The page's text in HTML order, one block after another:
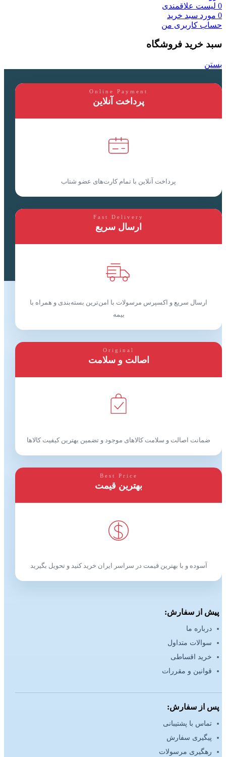
0 لیست علاقمندی
0 مورد سبد خرید
حساب کاربری من
سبد خرید فروشگاه
بستن
Online Payment
پرداخت آنلاین
پرداخت آنلاین با تمام کارت‌های عضو شتاب
Fast Delivery
ارسال سریع
ارسال سریع و اکسپرس مرسولات با امن‌ترین بسته‌بندی و همراه با
بیمه
Original
اصالت و سلامت
ضمانت اصالت و سلامت کالاهای موجود و تضمین بهترین کیفیت کالاها
Best Price
بهترین قیمت
آسوده و با بهترین قیمت در سراسر ایران خرید کنید و تحویل بگیرید
پیش از سفارش:
درباره ما
سوالات متداول
خرید اقساطی
قوانین و مقررات
پس از سفارش:
تماس با پشتیبانی
پیگیری سفارش
رهگیری مرسولات